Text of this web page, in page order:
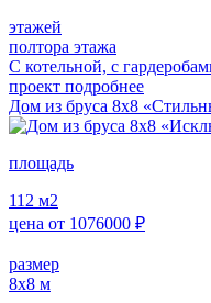
этажей
полтора этажа
С котельной, с
проект подробнее
Дом из бруса 8х8
площадь
112 м2
цена от 1076000 ₽
размер
8x8 м